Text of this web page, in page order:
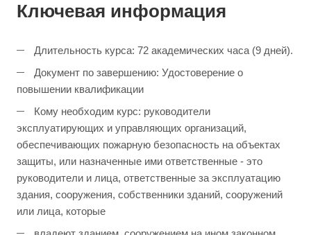
Ключевая информация
Длительность курса: 72 академических часа (9 дней).
Документ по завершению: Удостоверение о
повышении квалификации
Кому необходим курс: руководители
эксплуатирующих и управляющих организаций,
обеспечивающих пожарную безопасность на объектах
защиты, или назначенные ими ответственные - это
руководители и лица, ответственные за эксплуатацию
здания, сооружения, собственники зданий, сооружений
или лица, которые